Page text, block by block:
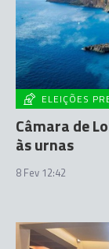
ELEIÇÕES
Câmara de
às urnas
8 Fev 12:42